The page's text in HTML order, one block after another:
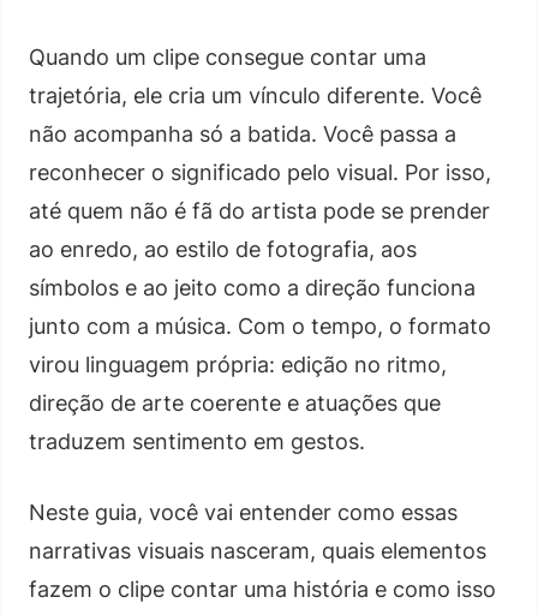
Quando um clipe consegue contar uma
trajetória, ele cria um vínculo diferente. Você
não acompanha só a batida. Você passa a
reconhecer o significado pelo visual. Por isso,
até quem não é fã do artista pode se prender
ao enredo, ao estilo de fotografia, aos
símbolos e ao jeito como a direção funciona
junto com a música. Com o tempo, o formato
virou linguagem própria: edição no ritmo,
direção de arte coerente e atuações que
traduzem sentimento em gestos.
Neste guia, você vai entender como essas
narrativas visuais nasceram, quais elementos
fazem o clipe contar uma história e como isso